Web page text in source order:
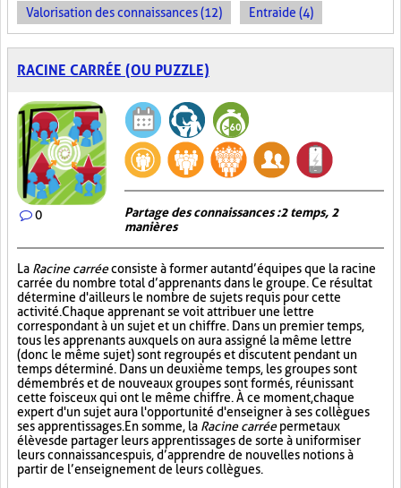
Valorisation des connaissances (12) Entraide (4)
RACINE CARRÉE (OU PUZZLE)
0
Partage des connaissances : 2 temps, 2
manières
La Racine carréeconsiste à former autant d’équipes que la racine
carrée du nombre total d’apprenants dans le groupe. Ce résultat
détermine d'ailleurs le nombre de sujets requis pour cette
activité. Chaque apprenant se voit attribuer une lettre
correspondant à un sujet et un chiffre. Dans un premier temps,
tous les apprenants auxquels on aura assigné la même lettre
(donc le même sujet) sont regroupés et discutent pendant un
temps déterminé. Dans un deuxième temps, les groupes sont
démembrés et de nouveaux groupes sont formés, réunissant
cette fois ceux qui ont le même chiffre. À ce moment, chaque
expert d'un sujet aura l'opportunité d'enseigner à ses collègues
ses apprentissages. En somme, la Racine carréepermet aux
élèves de partager leurs apprentissages de sorte à uniformiser
leurs connaissances puis, d’apprendre de nouvelles notions à
partir de l’enseignement de leurs collègues.